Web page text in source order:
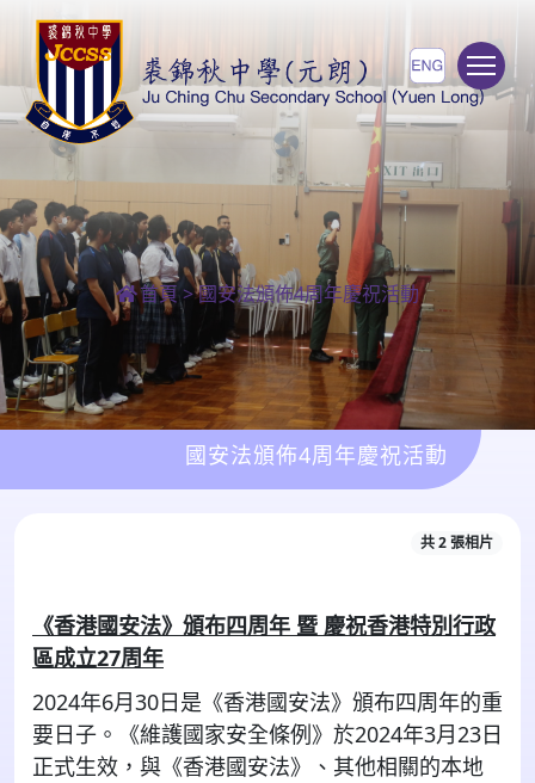
首頁>國安法頒佈4周年慶祝活動
國安法頒佈4周年慶祝活動
共 2 張相片
《香港國安法》頒布四周年 暨 慶祝香港特別行政
區成立27周年
2024年6月30日是《香港國安法》頒布四周年的重
要日子。《維護國家安全條例》於2024年3月23日
正式生效，與《香港國安法》、其他相關的本地